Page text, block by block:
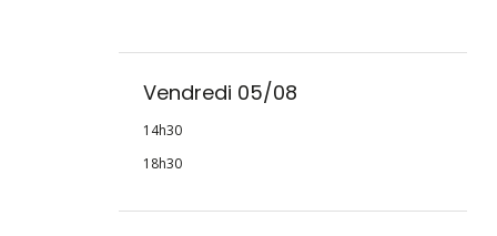
Vendredi 05/08
14h30
18h30